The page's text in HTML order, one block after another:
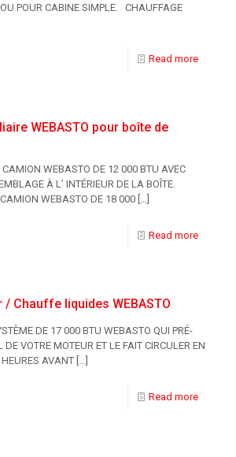
POUR CABINE SIMPLE. CHAUFFAGE
Read more
WEBASTO pour boîte de
WEBASTO DE 12 000 BTU AVEC
À L’ INTÉRIEUR DE LA BOÎTE.
WEBASTO DE 18 000 […]
Read more
Chauffe liquides WEBASTO
DE 17 000 BTU WEBASTO QUI PRÉ-
DE VOTRE MOTEUR ET LE FAIT CIRCULER EN
AVANT […]
Read more